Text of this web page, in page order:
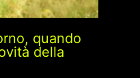
quando
della